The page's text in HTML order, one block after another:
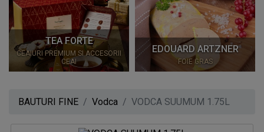
TEA FORTE
CEAIURI PREMIUM SI ACCESORII
CEAI
EDOUARD ARTZNER
FOIE GRAS
BAUTURI FINE Vodca VODCA SUUMUM 1.75L